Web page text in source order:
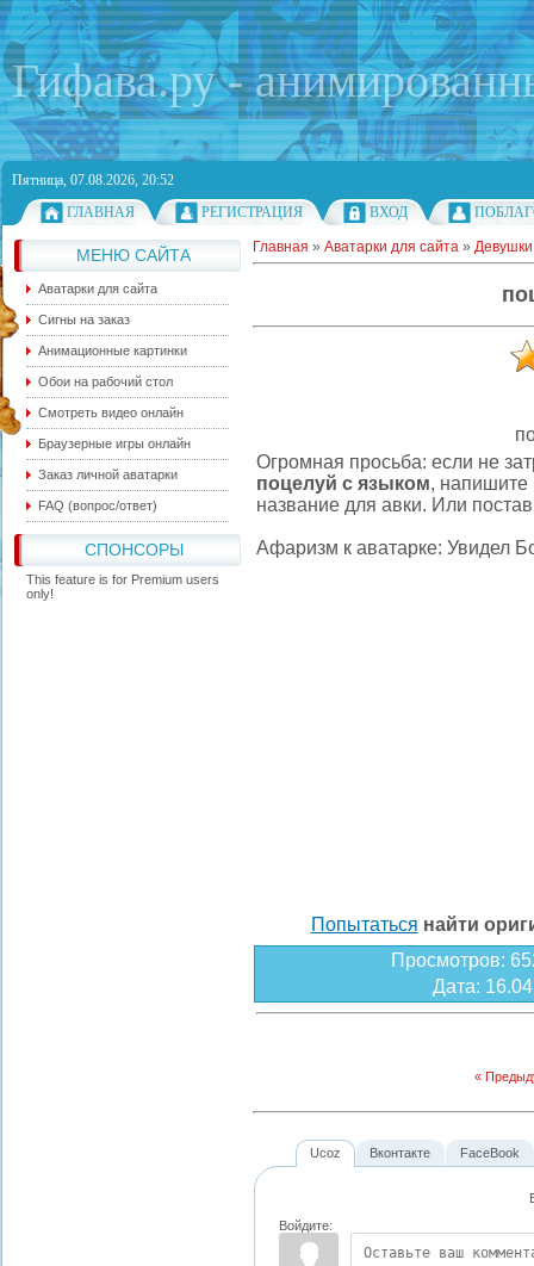
Гифава.ру -
Пятница, 07.08.2026, 20:52
ГЛАВНАЯ
РЕГИСТРАЦИЯ ВХОД
МЕНЮ САЙТА
Аватарки для сайта
Сигны на заказ
Анимационные картинки
Обои на рабочий стол
Смотреть видео онлайн
Браузерные игры онлайн
Заказ личной аватарки
FAQ (вопрос/ответ)
СПОНСОРЫ
This feature is for Premium users
only!
Главная » Аватарки для сайта »
Огромная просьба: если не
поцелуй с языком, напишите
название для авки. Или
Афаризм к аватарке: Увидел
Попытаться найти
Просмотров:
Дата:
«
Ucoz
Войдите:
Вконтакте FaceBook